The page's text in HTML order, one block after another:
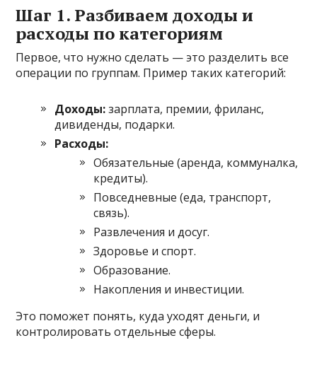
Шаг 1. Разбиваем доходы и
расходы по категориям
Первое, что нужно сделать — это разделить все
операции по группам. Пример таких категорий:
Доходы:зарплата, премии, фриланс,
дивиденды, подарки.
Расходы:
Обязательные (аренда, коммуналка,
кредиты).
Повседневные (еда, транспорт,
связь).
Развлечения и досуг.
Здоровье и спорт.
Образование.
Накопления и инвестиции.
Это поможет понять, куда уходят деньги, и
контролировать отдельные сферы.